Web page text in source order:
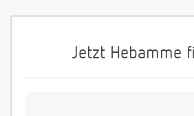
Jetzt Hebamme